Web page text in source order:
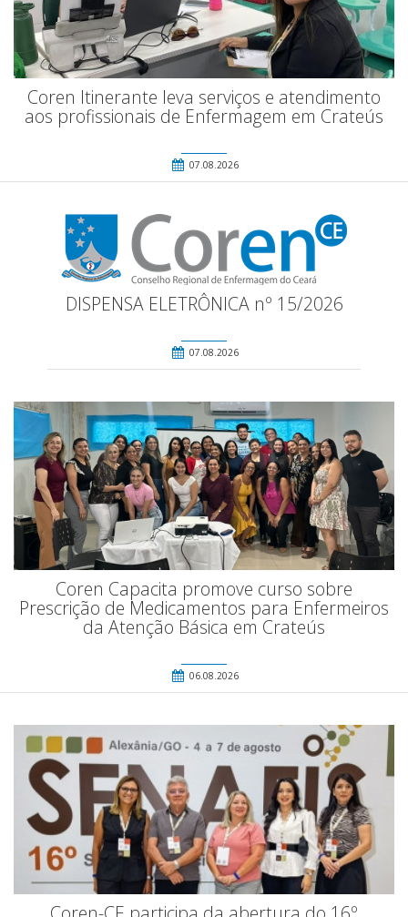
Coren Itinerante leva serviços e atendimento
aos profissionais de Enfermagem em Crateús
07.08.2026
DISPENSA ELETRÔNICA nº 15/2026
07.08.2026
Coren Capacita promove curso sobre
Prescrição de Medicamentos para Enfermeiros
da Atenção Básica em Crateús
06.08.2026